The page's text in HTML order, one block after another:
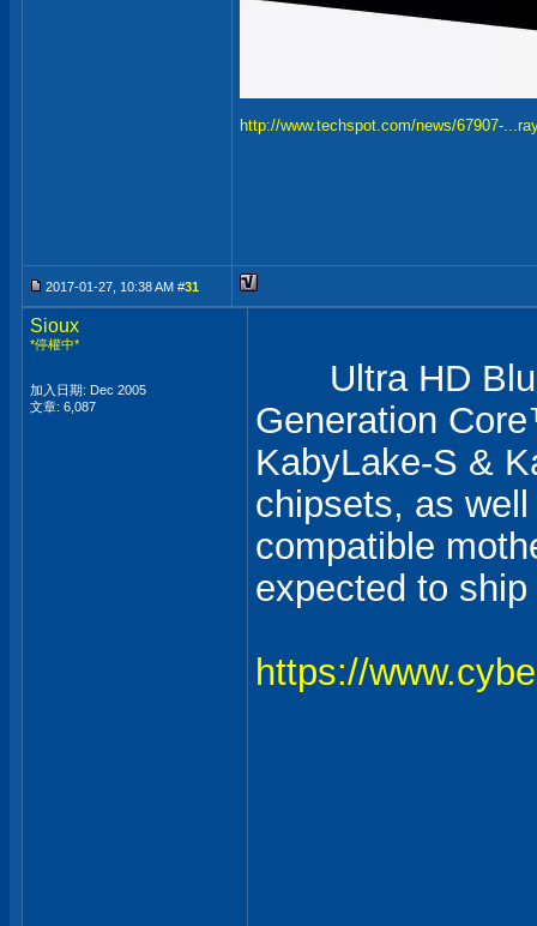
http://www.techspot.com/news/67907-
2017-01-27, 10:38 AM #31
Sioux
*停權中*
加入日期: Dec 2005
文章: 6,087
Ultra HD Blu-
Generation
KabyLake-S &
chipsets, as
compatible
expected to
https://